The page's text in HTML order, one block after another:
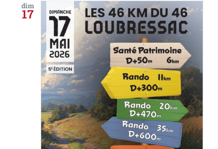
dim
17